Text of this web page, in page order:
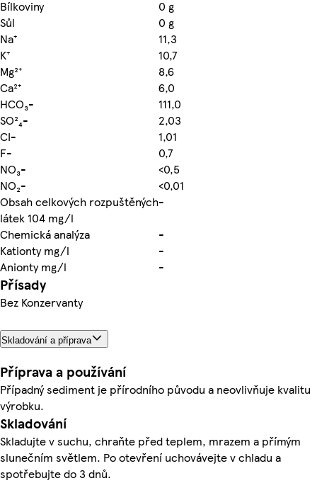
Bílkoviny
0 g
Sůl
0 g
Na⁺
11,3
K⁺
10,7
Mg²⁺
8,6
Ca²⁺
6,0
HCO₃-
111,0
SO²₄-
2,03
CI-
1,01
F-
0,7
NO₃-
<0,5
NO₂-
<0,01
Obsah celkových rozpuštěných
látek 104 mg/l
-
Chemická analýza
-
Kationty mg/l
-
Anionty mg/l
-
Přísady
Bez Konzervanty
Skladování a příprava
Příprava a používání
Případný sediment je přírodního původu a neovlivňuje kvalitu
výrobku.
Skladování
Skladujte v suchu, chraňte před teplem, mrazem a přímým
slunečním světlem. Po otevření uchovávejte v chladu a
spotřebujte do 3 dnů.